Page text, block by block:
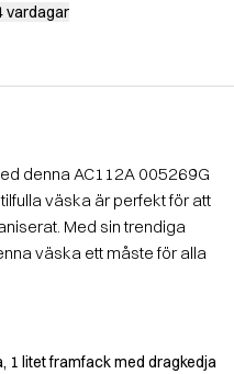
vardagar
denna AC112A 005269G
väska är perfekt för att
Med sin trendiga
väska ett måste för alla
1 litet framfack med dragkedja